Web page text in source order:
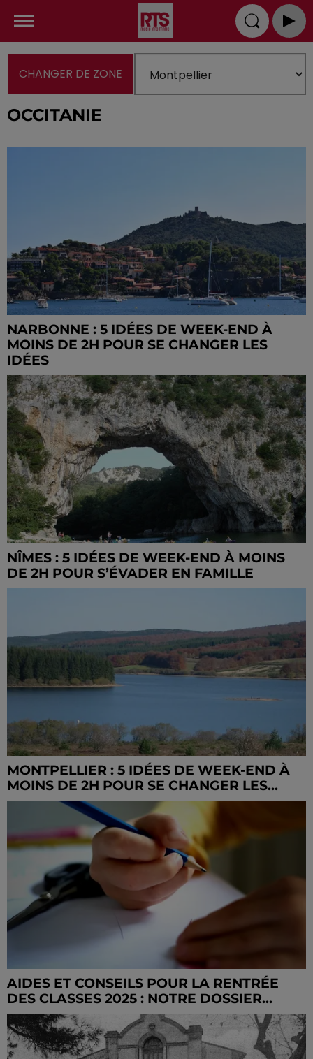
CHANGER DE ZONE
OCCITANIE
NARBONNE : 5 IDÉES DE WEEK-END À
MOINS DE 2H POUR SE CHANGER LES
IDÉES
NÎMES : 5 IDÉES DE WEEK-END À MOINS
DE 2H POUR S’ÉVADER EN FAMILLE
MONTPELLIER : 5 IDÉES DE WEEK-END À
MOINS DE 2H POUR SE CHANGER LES...
AIDES ET CONSEILS POUR LA RENTRÉE
DES CLASSES 2025 : NOTRE DOSSIER...